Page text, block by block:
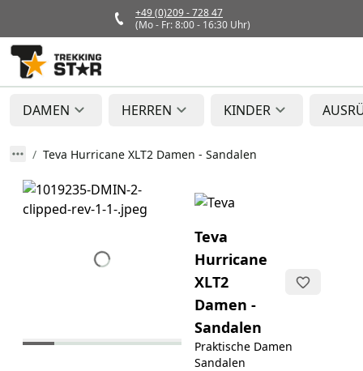
+49 (0)209 - 728 47
(Mo - Fr: 8:00 - 16:30 Uhr)
DAMEN HERREN KINDER
Teva Hurricane XLT2 Damen - Sandalen
Teva
Hurricane
XLT2
Damen -
Sandalen
Praktische Damen
Sandalen